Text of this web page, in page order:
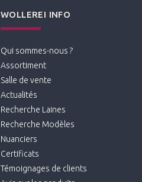
WOLLEREI INFO
Qui sommes-nous ?
Assortiment
Salle de vente
Actualités
Recherche Laines
Recherche Modèles
Nuanciers
Certificats
Témoignages de clients